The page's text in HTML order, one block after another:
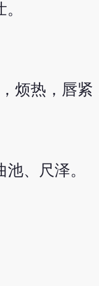
烦热，唇紧
、尺泽。